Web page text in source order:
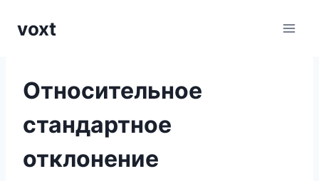
voxt
Относительное
стандартное
отклонение